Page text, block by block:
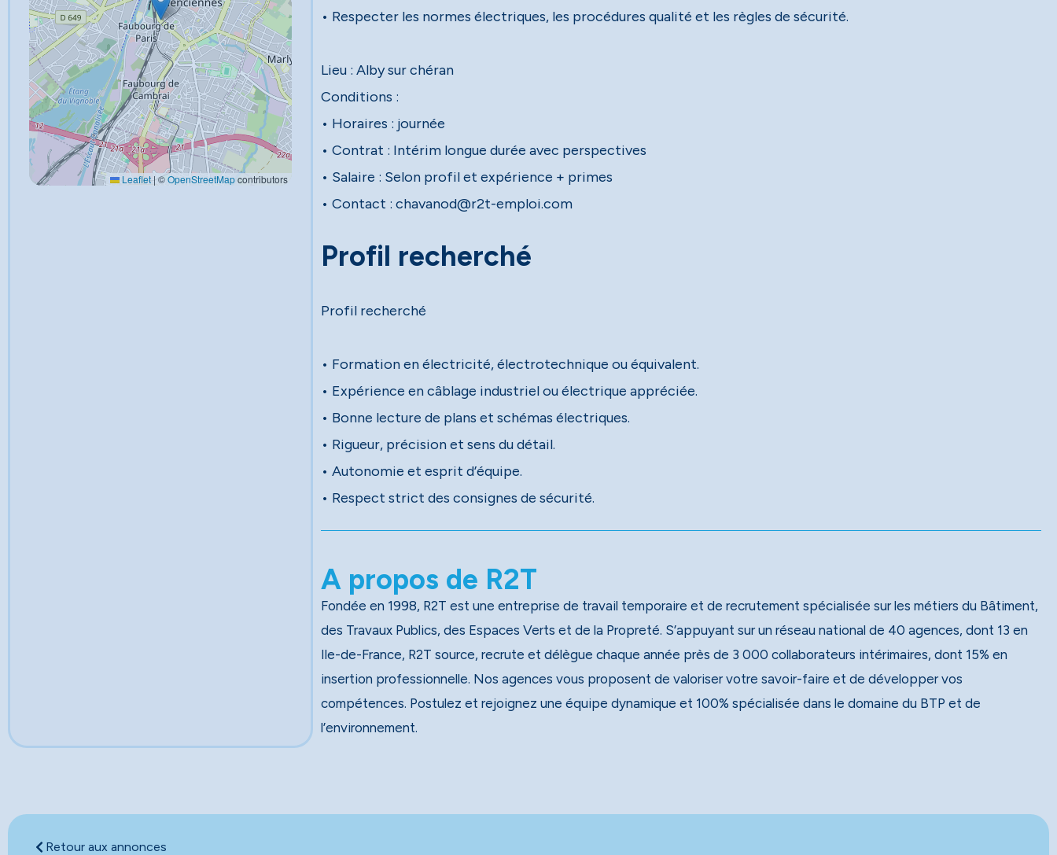
Leaflet | ©OpenStreetMapcontributors
• Respecter les normes électriques, les procédures qualité et les règles de sécurité.
Lieu : Alby sur chéran
Conditions :
• Horaires : journée
• Contrat : Intérim longue durée avec perspectives
• Salaire : Selon profil et expérience + primes
• Contact : chavanod@r2t-emploi.com
Profil recherché
Profil recherché
• Formation en électricité, électrotechnique ou équivalent.
• Expérience en câblage industriel ou électrique appréciée.
• Bonne lecture de plans et schémas électriques.
• Rigueur, précision et sens du détail.
• Autonomie et esprit d’équipe.
• Respect strict des consignes de sécurité.
A propos de R2T
Fondée en 1998, R2T est une entreprise de travail temporaire et de recrutement spécialisée sur les métiers du Bâtiment,
des Travaux Publics, des Espaces Verts et de la Propreté. S’appuyant sur un réseau national de 40 agences, dont 13 en
Ile-de-France, R2T source, recrute et délègue chaque année près de 3 000 collaborateurs intérimaires, dont 15% en
insertion professionnelle. Nos agences vous proposent de valoriser votre savoir-faire et de développer vos
compétences. Postulez et rejoignez une équipe dynamique et 100% spécialisée dans le domaine du BTP et de
l’environnement.
Retour aux annonces